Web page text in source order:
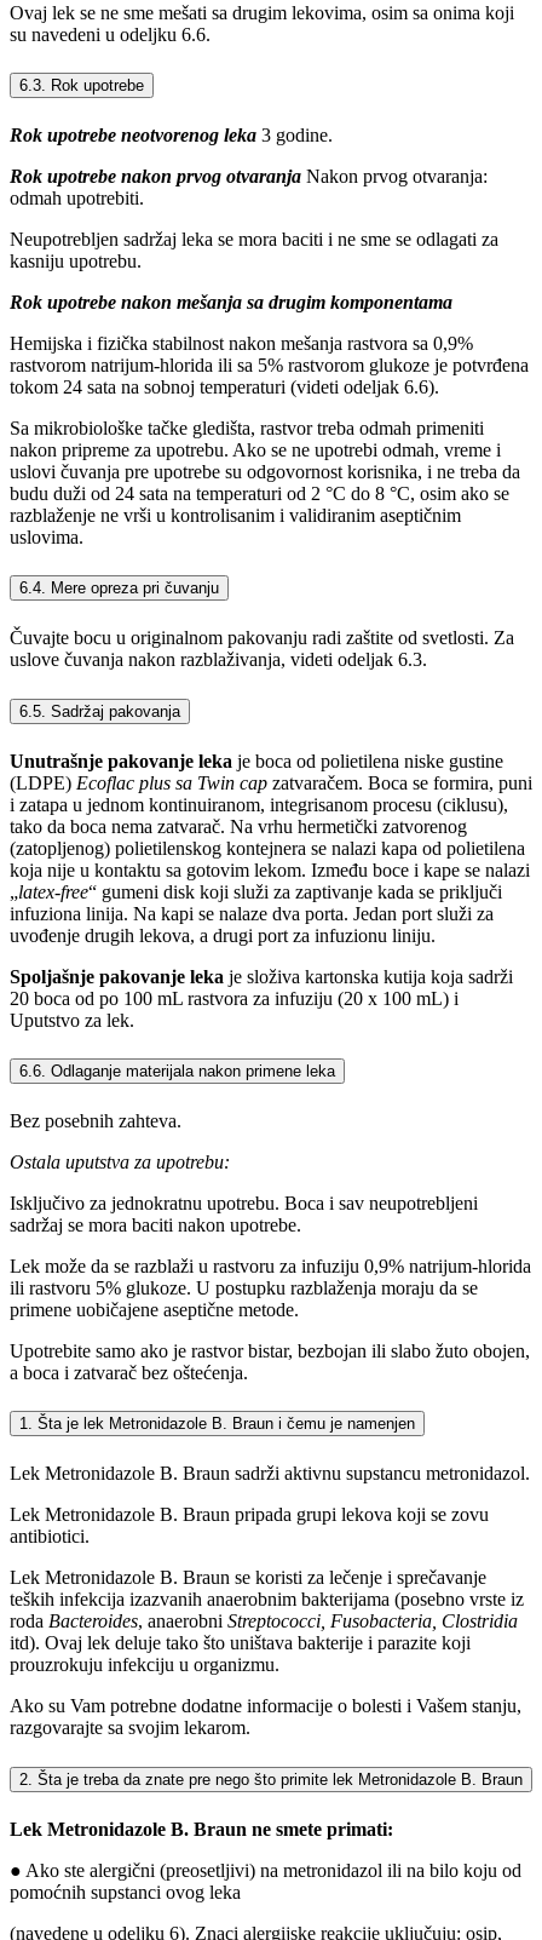
Ovaj lek se ne sme mešati sa drugim lekovima, osim sa onima koji
su navedeni u odeljku 6.6.
6.3. Rok upotrebe
Rok upotrebe neotvorenog leka 3 godine.
Rok upotrebe nakon prvog otvaranja Nakon prvog otvaranja:
odmah upotrebiti.
Neupotrebljen sadržaj leka se mora baciti i ne sme se odlagati za
kasniju upotrebu.
Rok upotrebe nakon mešanja sa drugim komponentama
Hemijska i fizička stabilnost nakon mešanja rastvora sa 0,9%
rastvorom natrijum-hlorida ili sa 5% rastvorom glukoze je potvrđena
tokom 24 sata na sobnoj temperaturi (videti odeljak 6.6).
Sa mikrobiološke tačke gledišta, rastvor treba odmah primeniti
nakon pripreme za upotrebu. Ako se ne upotrebi odmah, vreme i
uslovi čuvanja pre upotrebe su odgovornost korisnika, i ne treba da
budu duži od 24 sata na temperaturi od 2 °C do 8 °C, osim ako se
razblaženje ne vrši u kontrolisanim i validiranim aseptičnim
uslovima.
6.4. Mere opreza pri čuvanju
Čuvajte bocu u originalnom pakovanju radi zaštite od svetlosti. Za
uslove čuvanja nakon razblaživanja, videti odeljak 6.3.
6.5. Sadržaj pakovanja
Unutrašnje pakovanje leka je boca od polietilena niske gustine
(LDPE) Ecoflac plus sa Twin cap zatvaračem. Boca se formira, puni
i zatapa u jednom kontinuiranom, integrisanom procesu (ciklusu),
tako da boca nema zatvarač. Na vrhu hermetički zatvorenog
(zatopljenog) polietilenskog kontejnera se nalazi kapa od polietilena
koja nije u kontaktu sa gotovim lekom. Između boce i kape se nalazi
„latex-free“ gumeni disk koji služi za zaptivanje kada se priključi
infuziona linija. Na kapi se nalaze dva porta. Jedan port služi za
uvođenje drugih lekova, a drugi port za infuzionu liniju.
Spoljašnje pakovanje leka je složiva kartonska kutija koja sadrži
20 boca od po 100 mL rastvora za infuziju (20 x 100 mL) i
Uputstvo za lek.
6.6. Odlaganje materijala nakon primene leka
Bez posebnih zahteva.
Ostala uputstva za upotrebu:
Isključivo za jednokratnu upotrebu. Boca i sav neupotrebljeni
sadržaj se mora baciti nakon upotrebe.
Lek može da se razblaži u rastvoru za infuziju 0,9% natrijum-hlorida
ili rastvoru 5% glukoze. U postupku razblaženja moraju da se
primene uobičajene aseptične metode.
Upotrebite samo ako je rastvor bistar, bezbojan ili slabo žuto obojen,
a boca i zatvarač bez oštećenja.
1. Šta je lek Metronidazole B. Braun i čemu je namenjen
Lek Metronidazole B. Braun sadrži aktivnu supstancu metronidazol.
Lek Metronidazole B. Braun pripada grupi lekova koji se zovu
antibiotici.
Lek Metronidazole B. Braun se koristi za lečenje i sprečavanje
teških infekcija izazvanih anaerobnim bakterijama (posebno vrste iz
roda Bacteroides, anaerobni Streptococci, Fusobacteria, Clostridia
itd). Ovaj lek deluje tako što uništava bakterije i parazite koji
prouzrokuju infekciju u organizmu.
Ako su Vam potrebne dodatne informacije o bolesti i Vašem stanju,
razgovarajte sa svojim lekarom.
2. Šta je treba da znate pre nego što primite lek Metronidazole B. Braun
Lek Metronidazole B. Braun ne smete primati:
● Ako ste alergični (preosetljivi) na metronidazol ili na bilo koju od
pomoćnih supstanci ovog leka
(navedene u odeljku 6). Znaci alergijske reakcije uključuju: osip,